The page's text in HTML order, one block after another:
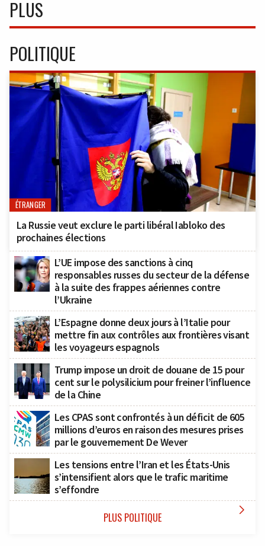
PLUS
POLITIQUE
ÉTRANGER
La Russie veut exclure le parti libéral Iabloko des
prochaines élections
L’UE impose des sanctions à cinq
responsables russes du secteur de la défense
à la suite des frappes aériennes contre
l’Ukraine
L’Espagne donne deux jours à l’Italie pour
mettre fin aux contrôles aux frontières visant
les voyageurs espagnols
Trump impose un droit de douane de 15 pour
cent sur le polysilicium pour freiner l’influence
de la Chine
Les CPAS sont confrontés à un déficit de 605
millions d’euros en raison des mesures prises
par le gouvernement De Wever
Les tensions entre l’Iran et les États-Unis
s’intensifient alors que le trafic maritime
s’effondre
PLUS POLITIQUE 